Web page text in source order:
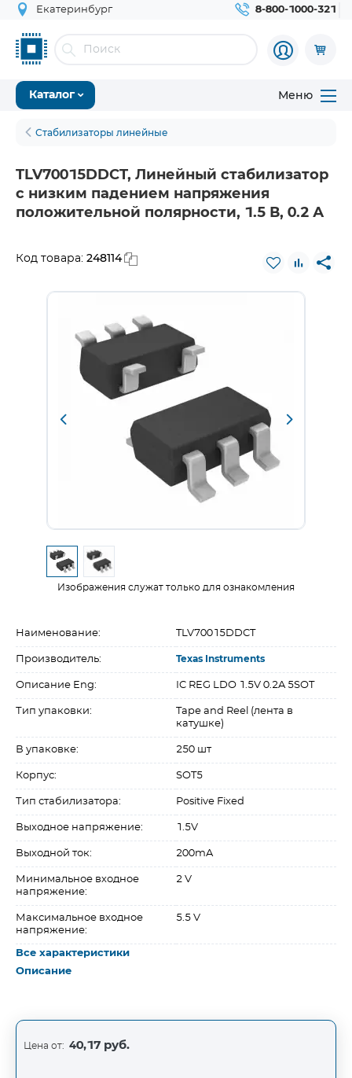
Екатеринбург 8-800-1000-321
Каталог Меню
Стабилизаторы линейные
TLV70015DDCT, Линейный стабилизатор
с низким падением напряжения
положительной полярности, 1.5 В, 0.2 А
Код товара: 248114
Изображения служат только для ознакомления
Наименование: TLV70015DDCT
Производитель: Texas Instruments
Описание Eng: IC REG LDO 1.5V 0.2A 5SOT
Тип упаковки:
Tape and Reel (лента в
катушке)
В упаковке: 250 шт
Корпус: SOT5
Тип стабилизатора: Positive Fixed
Выходное напряжение: 1.5V
Выходной ток: 200mA
Минимальное входное
напряжение:
2 V
Максимальное входное
напряжение:
5.5 V
Все характеристики
Описание
Цена от: 40,17 руб.